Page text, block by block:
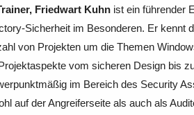
Friedwart Kuhnist ein führender
Sicherheit im Besonderen. Er kennt
von Projekten um die Themen
vom sicheren Design bis
im Bereich des Security
auf der Angreiferseite als auch als